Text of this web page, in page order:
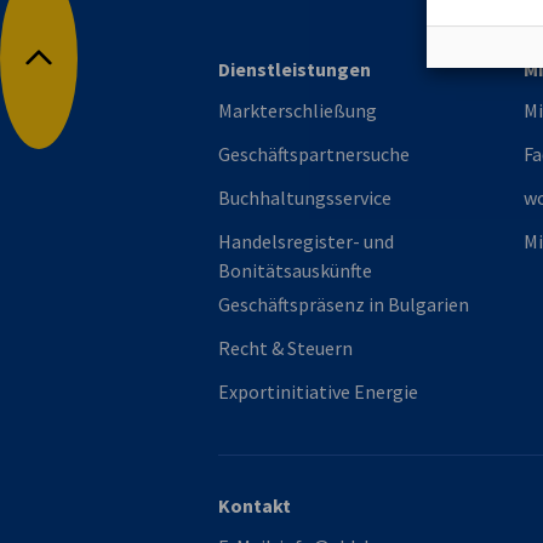
Nach oben
Dienstleistungen
Markterschließung
Geschäftspartnersuche
Buchhaltungsservice
Handelsregister- und
Bonitätsauskünfte
Geschäftspräsenz in Bulgarien
Recht & Steuern
Exportinitiative Energie
Kontakt